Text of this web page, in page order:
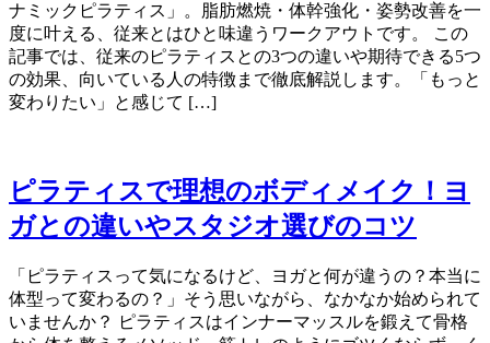
ナミックピラティス」。脂肪燃焼・体幹強化・姿勢改善を一
度に叶える、従来とはひと味違うワークアウトです。 この
記事では、従来のピラティスとの3つの違いや期待できる5つ
の効果、向いている人の特徴まで徹底解説します。「もっと
変わりたい」と感じて […]
ピラティスで理想のボディメイク！ヨ
ガとの違いやスタジオ選びのコツ
「ピラティスって気になるけど、ヨガと何が違うの？本当に
体型って変わるの？」そう思いながら、なかなか始められて
いませんか？ ピラティスはインナーマッスルを鍛えて骨格